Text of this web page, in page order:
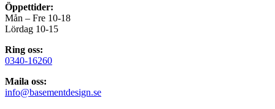
Öppettider:
Mån – Fre 10-18
Lördag 10-15
Ring oss:
0340-16260
Maila oss:
info@basementdesign.se